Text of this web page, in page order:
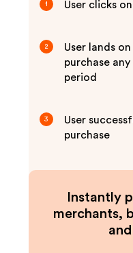
1 User clicks
2
User lands
purchase
period
3
User
purchase
Instantly
merchants,